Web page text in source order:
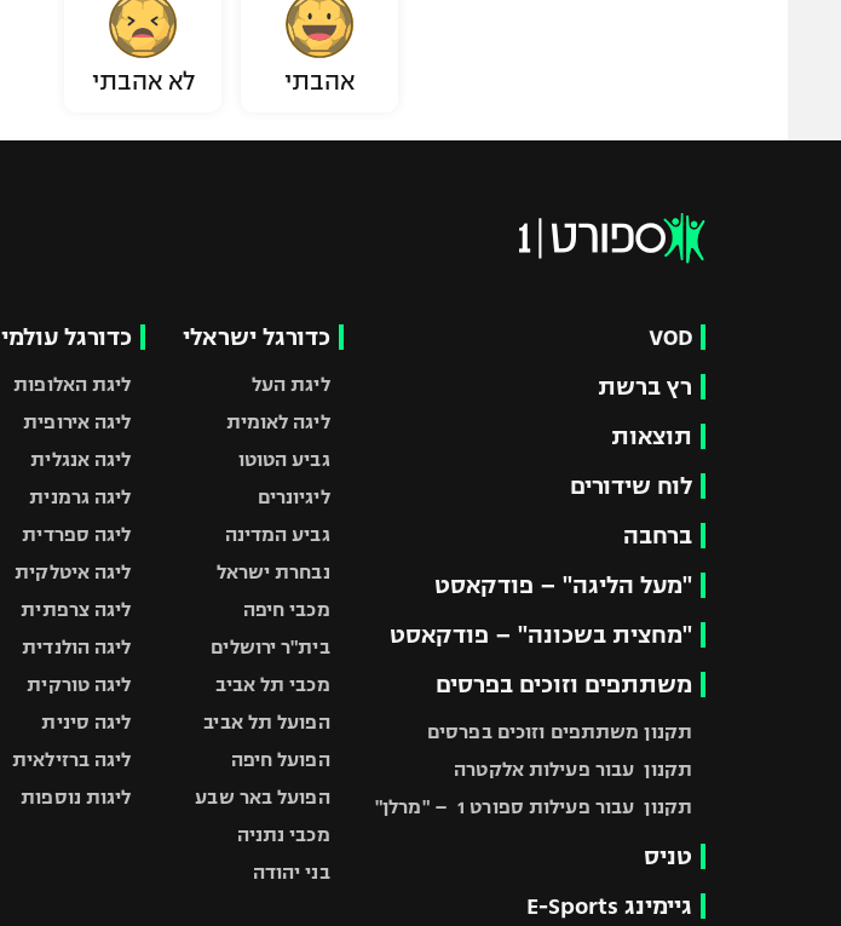
אהבתי לא אהבתי
VOD
רץ ברשת
תוצאות
לוח שידורים
ברחבה
"מעל הליגה" – פודקאסט
"מחצית בשכונה" – פודקאסט
משתתפים וזוכים בפרסים
תקנון משתתפים וזוכים בפרסים
תקנון עבור פעילות אלקטרה
תקנון עבור פעילות ספורט 1 – "מרלן"
טניס
גיימינג E-Sports
כדורגל ישראלי
ליגת העל
ליגה לאומית
גביע הטוטו
ליגיונרים
גביע המדינה
נבחרת ישראל
מכבי חיפה
בית"ר ירושלים
מכבי תל אביב
הפועל תל אביב
הפועל חיפה
הפועל באר שבע
מכבי נתניה
בני יהודה
כדורגל עולמי
ליגת האלופות
ליגה אירופית
ליגה אנגלית
ליגה גרמנית
ליגה ספרדית
ליגה איטלקית
ליגה צרפתית
ליגה הולנדית
ליגה טורקית
ליגה סינית
ליגה ברזילאית
ליגות נוספות